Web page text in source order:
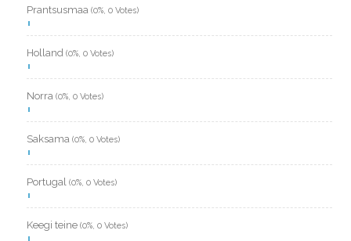
Prantsusmaa (0%, 0 Votes)
Holland (0%, 0 Votes)
Norra (0%, 0 Votes)
Saksama (0%, 0 Votes)
Portugal (0%, 0 Votes)
Keegi teine (0%, 0 Votes)